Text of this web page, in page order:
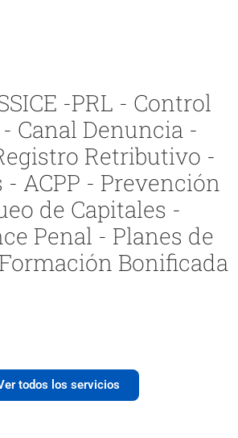
-PRL - Control
Canal Denuncia -
Retributivo -
ACPP - Prevención
de Capitales -
Penal - Planes de
Bonificada
todos los servicios